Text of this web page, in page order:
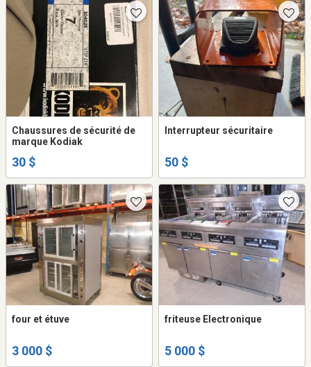
Chaussures de sécurité de
marque Kodiak
30 $
Interrupteur sécuritaire
50 $
four et étuve
3 000 $
friteuse Electronique
5 000 $